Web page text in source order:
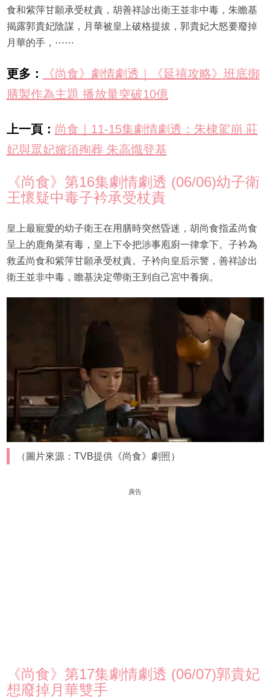
食和紫萍甘願承受杖責，胡善祥診出衛王並非中毒，朱瞻基
揭露郭貴妃陰謀，月華被皇上破格提拔，郭貴妃大怒要廢掉
月華的手，⋯⋯
更多：
《尚食》劇情劇透｜《延禧攻略》班底御
膳製作為主題 播放量突破10億
上一頁： 尚食｜11-15集劇情劇透：朱棣駕崩 莊
妃與眾妃嬪須殉葬 朱高熾登基
《尚食》第16集劇情劇透 (06/06)幼子衛
王懷疑中毒子衿承受杖責
皇上最寵愛的幼子衛王在用膳時突然昏迷，胡尚食指孟尚食
呈上的鹿角菜有毒，皇上下令把涉事庖廚一律拿下。子衿為
救孟尚食和紫萍甘願承受杖責。子衿向皇后示警，善祥診出
衛王並非中毒，瞻基決定帶衛王到自己宮中養病。
（圖片來源：TVB提供《尚食》劇照）
廣告
《尚食》第17集劇情劇透 (06/07)郭貴妃
想廢掉月華雙手